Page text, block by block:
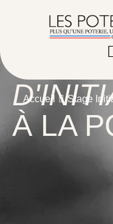
Accueil Stage
STAGE
À LA